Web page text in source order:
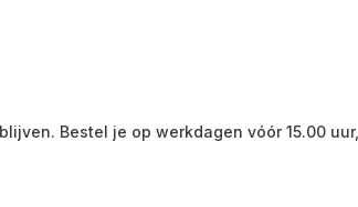
Bestel je op werkdagen vóór 15.00 uur,